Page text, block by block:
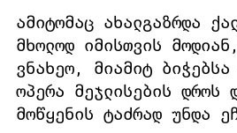
ამიტომაც ახალგაზრდა
მხოლოდ იმისთვის
ვნახეო, მიამიტ
ოპერა მეჯლისების დროს
მოწყენის ტაძრად უნდა